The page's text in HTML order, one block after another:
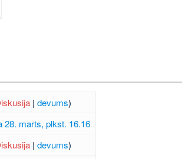
|devums)
28. marts, plkst. 16.16
|devums)